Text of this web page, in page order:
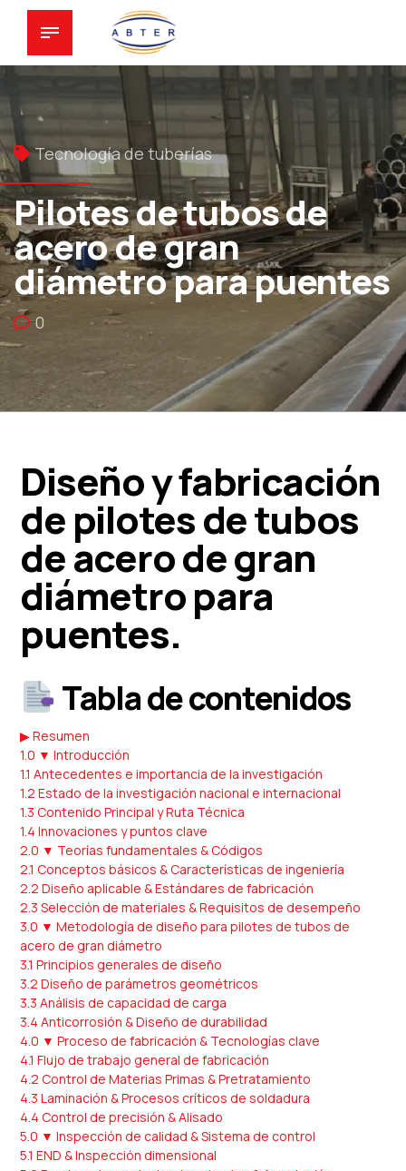
Tecnología de tuberías
Pilotes de tubos de
acero de gran
diámetro para puentes
0
Diseño y fabricación
de pilotes de tubos
de acero de gran
diámetro para
puentes.
Tabla de contenidos
▶ Resumen
1.0 ▼ Introducción
1.1 Antecedentes e importancia de la investigación
1.2 Estado de la investigación nacional e internacional
1.3 Contenido Principal y Ruta Técnica
1.4 Innovaciones y puntos clave
2.0 ▼ Teorías fundamentales & Códigos
2.1 Conceptos básicos & Características de ingeniería
2.2 Diseño aplicable & Estándares de fabricación
2.3 Selección de materiales & Requisitos de desempeño
3.0 ▼ Metodología de diseño para pilotes de tubos de
acero de gran diámetro
3.1 Principios generales de diseño
3.2 Diseño de parámetros geométricos
3.3 Análisis de capacidad de carga
3.4 Anticorrosión & Diseño de durabilidad
4.0 ▼ Proceso de fabricación & Tecnologías clave
4.1 Flujo de trabajo general de fabricación
4.2 Control de Materias Primas & Pretratamiento
4.3 Laminación & Procesos críticos de soldadura
4.4 Control de precisión & Alisado
5.0 ▼ Inspección de calidad & Sistema de control
5.1 END & Inspección dimensional